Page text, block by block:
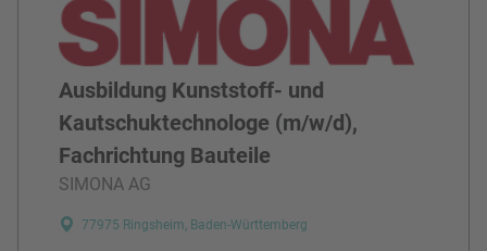
Ausbildung Kunststoff- und
Kautschuktechnologe (m/w/d),
Fachrichtung Bauteile
SIMONA AG
77975 Ringsheim, Baden-Württemberg